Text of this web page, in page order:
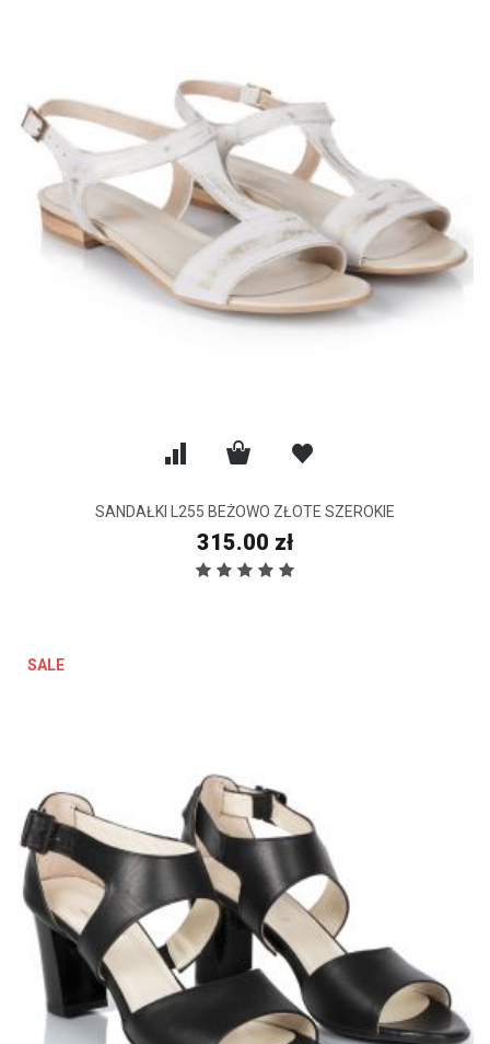
SANDAŁKI L255 BEŻOWO ZŁOTE SZEROKIE
315.00 zł
SALE